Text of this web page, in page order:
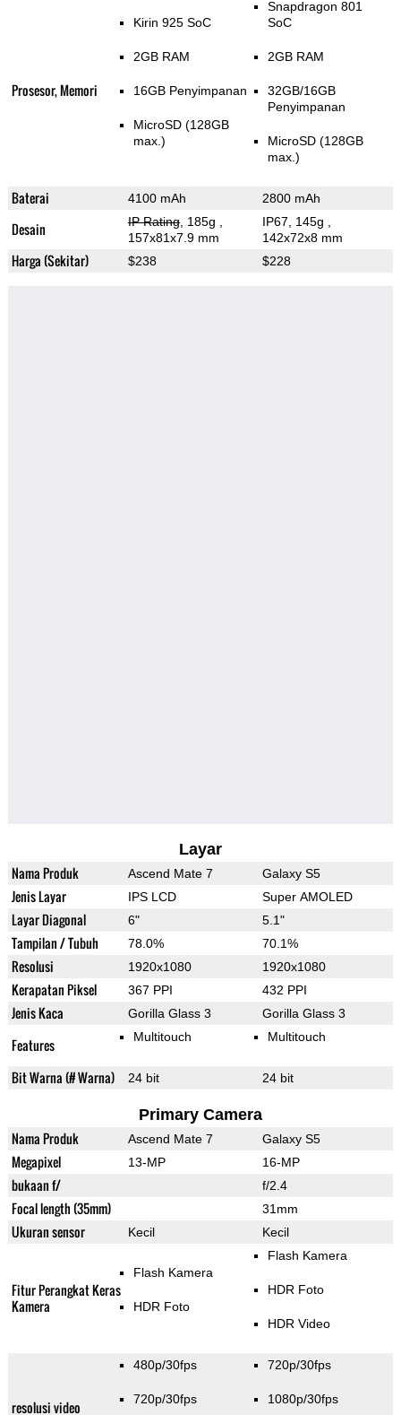
Prosesor, Memori
Kirin 925 SoC
2GB RAM
16GB Penyimpanan
MicroSD (128GB
max.)
Snapdragon 801
SoC
2GB RAM
32GB/16GB
Penyimpanan
MicroSD (128GB
max.)
Baterai 4100 mAh 2800 mAh
Desain IP Rating, 185g
157x81x7.9 mm
IP67, 145g
142x72x8 mm
Harga (Sekitar) $238 $228
Layar
Nama Produk Ascend Mate 7 Galaxy S5
Jenis Layar IPS LCD Super AMOLED
Layar Diagonal 6" 5.1"
Tampilan / Tubuh 78.0% 70.1%
Resolusi 1920x1080 1920x1080
Kerapatan Piksel 367 PPI 432 PPI
Jenis Kaca Gorilla Glass 3 Gorilla Glass 3
Features Multitouch Multitouch
Bit Warna (# Warna) 24 bit 24 bit
Primary Camera
Nama Produk Ascend Mate 7 Galaxy S5
Megapixel 13-MP 16-MP
bukaan f/ f/2.4
Focal length (35mm) 31mm
Ukuran sensor Kecil Kecil
Fitur Perangkat Keras
Kamera
Flash Kamera
HDR Foto
Flash Kamera
HDR Foto
HDR Video
resolusi video
480p/30fps
720p/30fps
720p/30fps
1080p/30fps